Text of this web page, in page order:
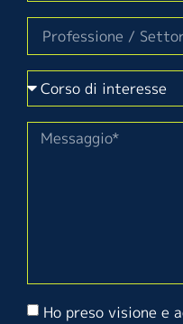
Ho preso visione